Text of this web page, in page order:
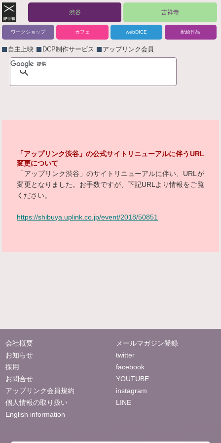
渋谷 吉祥寺
ワークショップ カフェ webDICE 配給作品
自主上映 DCP制作サービス アップリンク会員
「アップリンク渋谷」の公式サイトリニューアルに伴うURL
変更について
「アップリンク渋谷」のサイトリニューアルに伴い、URLが
変更となりました。お手数ですが、下記URLより情報をご覧
ください。
https://shibuya.uplink.co.jp/event/2018/50851
会社概要
お知らせ
採用
お問合せ
アップリンク会員規約
個人情報の取り扱い
English information
メールマガジン登録
twitter
facebook
YOUTUBE
instagram
LINE